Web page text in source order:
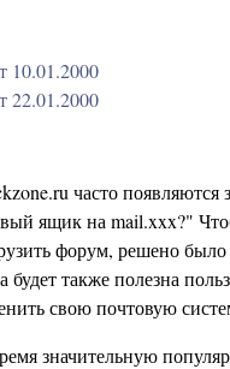
10.01.2000
22.01.2000
часто появляются
ящик на mail.xxx?"
форум, решено
также полезна
свою почтовую
значительную